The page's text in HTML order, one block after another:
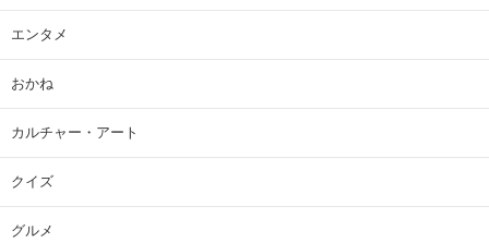
エンタメ
おかね
カルチャー・アート
クイズ
グルメ